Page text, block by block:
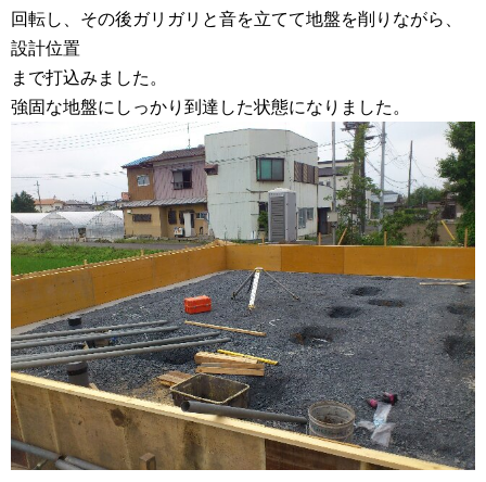
回転し、その後ガリガリと音を立てて地盤を削りながら、
設計位置
まで打込みました。
強固な地盤にしっかり到達した状態になりました。